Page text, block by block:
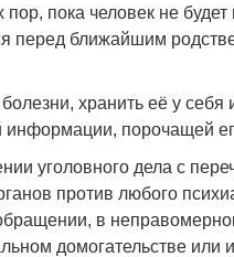
пока человек не
перед ближайшим
хранить её у себя
порочащей
уголовного дела с
против любого
в
домогательстве или